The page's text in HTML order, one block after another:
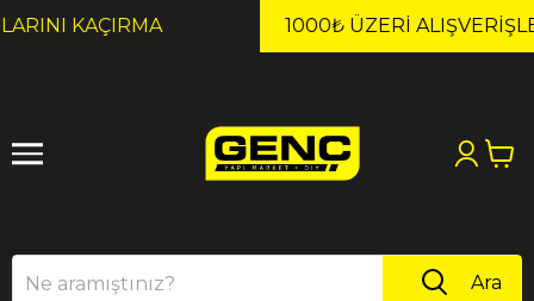
1000₺ ÜZERI ALIŞVERIŞLERDE KARGO ÜCRETSİZ!
2
Ara